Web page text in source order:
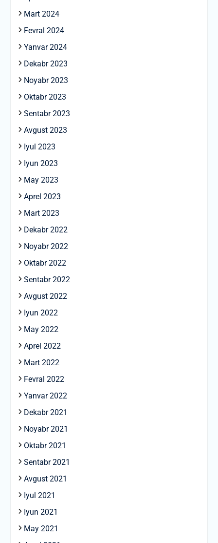
Mart 2024
Fevral 2024
Yanvar 2024
Dekabr 2023
Noyabr 2023
Oktabr 2023
Sentabr 2023
Avgust 2023
Iyul 2023
Iyun 2023
May 2023
Aprel 2023
Mart 2023
Dekabr 2022
Noyabr 2022
Oktabr 2022
Sentabr 2022
Avgust 2022
Iyun 2022
May 2022
Aprel 2022
Mart 2022
Fevral 2022
Yanvar 2022
Dekabr 2021
Noyabr 2021
Oktabr 2021
Sentabr 2021
Avgust 2021
Iyul 2021
Iyun 2021
May 2021